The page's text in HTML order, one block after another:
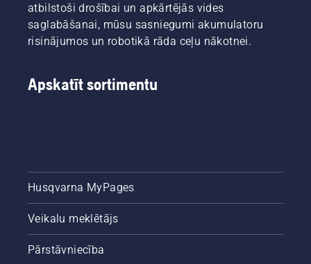
atbilstoši drošībai un apkārtējās vides
saglabāšanai, mūsu sasniegumi akumulatoru
risinājumos un robotikā rāda ceļu nākotnei.
Apskatīt sortimentu
Husqvarna MyPages
Veikalu meklētājs
Pārstāvniecība